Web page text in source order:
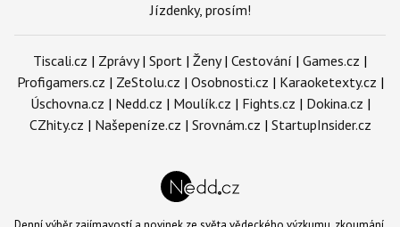
Jízdenky, prosím!
Tiscali.cz | Zprávy| Sport | Ženy| Cestování | Games.cz |
Profigamers.cz | ZeStolu.cz | Osobnosti.cz | Karaoketexty.cz |
Úschovna.cz | Nedd.cz | Moulík.cz | Fights.cz | Dokina.cz |
CZhity.cz | Našepeníze.cz | Srovnám.cz | StartupInsider.cz